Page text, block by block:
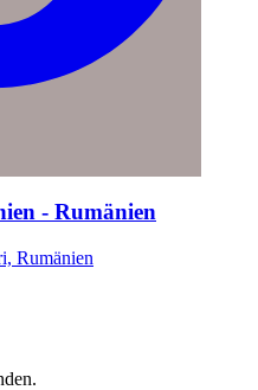
- Rumänien
Rumänien